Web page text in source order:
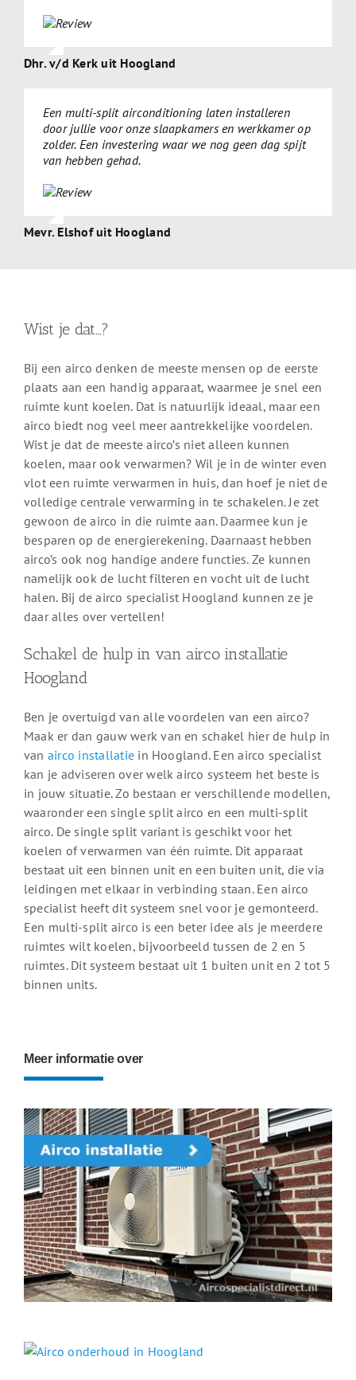
Dhr. v/d Kerk uit Hoogland
Een multi-split airconditioning laten installeren
door jullie voor onze slaapkamers en werkkamer op
zolder. Een investering waar we nog geen dag spijt
van hebben gehad.
Mevr. Elshof uit Hoogland
Wist je dat…?
Bij een airco denken de meeste mensen op de eerste
plaats aan een handig apparaat, waarmee je snel een
ruimte kunt koelen. Dat is natuurlijk ideaal, maar een
airco biedt nog veel meer aantrekkelijke voordelen.
Wist je dat de meeste airco’s niet alleen kunnen
koelen, maar ook verwarmen? Wil je in de winter even
vlot een ruimte verwarmen in huis, dan hoef je niet de
volledige centrale verwarming in te schakelen. Je zet
gewoon de airco in die ruimte aan. Daarmee kun je
besparen op de energierekening. Daarnaast hebben
airco’s ook nog handige andere functies. Ze kunnen
namelijk ook de lucht filteren en vocht uit de lucht
halen. Bij de airco specialist Hoogland kunnen ze je
daar alles over vertellen!
Schakel de hulp in van airco installatie
Hoogland
Ben je overtuigd van alle voordelen van een airco?
Maak er dan gauw werk van en schakel hier de hulp in
van airco installatie in Hoogland. Een airco specialist
kan je adviseren over welk airco systeem het beste is
in jouw situatie. Zo bestaan er verschillende modellen,
waaronder een single split airco en een multi-split
airco. De single split variant is geschikt voor het
koelen of verwarmen van één ruimte. Dit apparaat
bestaat uit een binnen unit en een buiten unit, die via
leidingen met elkaar in verbinding staan. Een airco
specialist heeft dit systeem snel voor je gemonteerd.
Een multi-split airco is een beter idee als je meerdere
ruimtes wilt koelen, bijvoorbeeld tussen de 2 en 5
ruimtes. Dit systeem bestaat uit 1 buiten unit en 2 tot 5
binnen units.
Meer informatie over